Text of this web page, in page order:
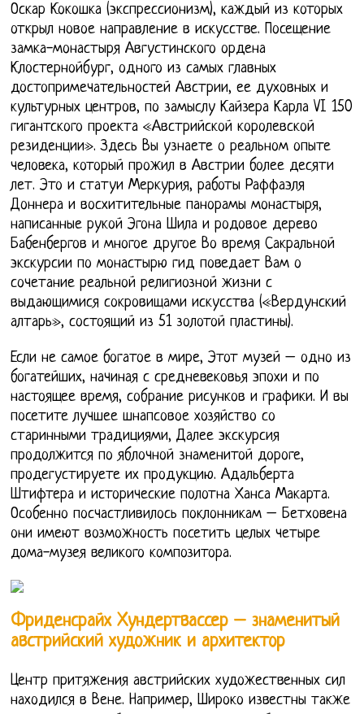
Оскар Кокошка (экспрессионизм), каждый из которых
открыл новое направление в искусстве. Посещение
замка-монастыря Августинского ордена
Клостернойбург, одного из самых главных
достопримечательностей Австрии, ее духовных и
культурных центров, по замыслу Кайзера Карла VI 150
гигантского проекта «Австрийской королевской
резиденции». Здесь Вы узнаете о реальном опыте
человека, который прожил в Австрии более десяти
лет. Это и статуи Меркурия, работы Раффаэля
Доннера и восхитительные панорамы монастыря,
написанные рукой Эгона Шила и родовое дерево
Бабенбергов и многое другое Во время Сакральной
экскурсии по монастырю гид поведает Вам о
сочетание реальной религиозной жизни с
выдающимися сокровищами искусства («Вердунский
алтарь», состоящий из 51 золотой пластины).
Если не самое богатое в мире, Этот музей – одно из
богатейших, начиная с средневековья эпохи и по
настоящее время, собрание рисунков и графики. И вы
посетите лучшее шнапсовое хозяйство со
старинными традициями, Далее экскурсия
продолжится по яблочной знаменитой дороге,
продегустируете их продукцию. Адальберта
Штифтера и исторические полотна Ханса Макарта.
Особенно посчастливилось поклонникам – Бетховена
они имеют возможность посетить целых четыре
дома-музея великого композитора.
Фриденсрайх Хундертвассер – знаменитый
австрийский художник и архитектор
Центр притяжения австрийских художественных сил
находился в Вене. Например, Широко известны также